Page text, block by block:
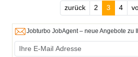
zurück 2 3 4
Jobturbo JobAgent – neue Angebote zu